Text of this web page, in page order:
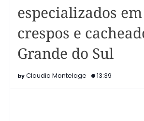
especializados
crespos e
Grande do Sul
Claudia Montelage 13:39